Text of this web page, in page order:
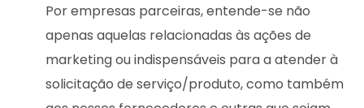
Por empresas parceiras, entende-se não
apenas aquelas relacionadas às ações de
marketing ou indispensáveis para a atender à
solicitação de serviço/produto, como também